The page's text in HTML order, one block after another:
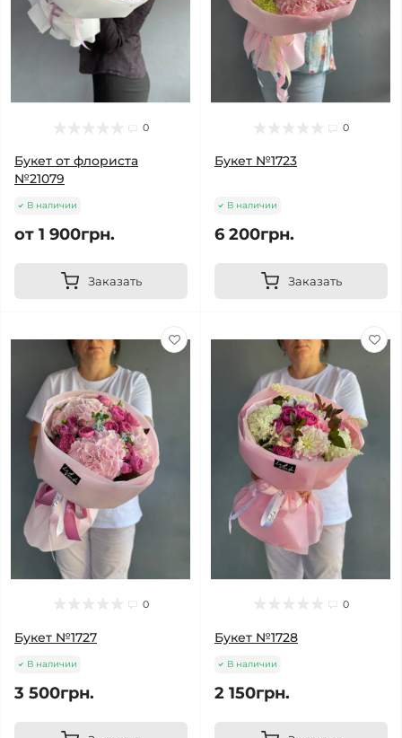
0
Букет от флориста
№21079
В наличии
от 1 900грн.
Заказать
0
Букет №1723
В наличии
6 200грн.
Заказать
0
Букет №1727
В наличии
3 500грн.
0
Букет №1728
В наличии
2 150грн.